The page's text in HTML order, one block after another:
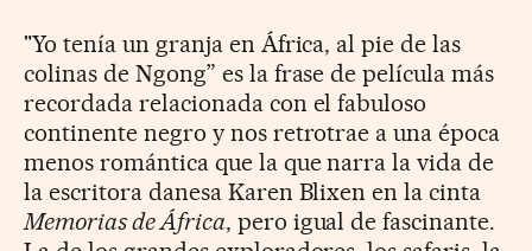
"Yo tenía un granja en África, al pie de las
colinas de Ngong” es la frase de película más
recordada relacionada con el fabuloso
continente negro y nos retrotrae a una época
menos romántica que la que narra la vida de
la escritora danesa Karen Blixen en la cinta
Memorias de África, pero igual de fascinante.